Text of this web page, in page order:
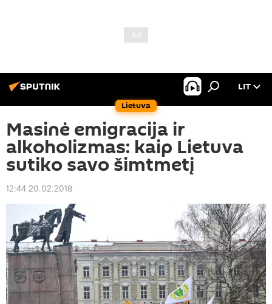
Lietuva
LIT
Masinė emigracija ir
alkoholizmas: kaip Lietuva
sutiko savo šimtmetį
12:44 20.02.2018